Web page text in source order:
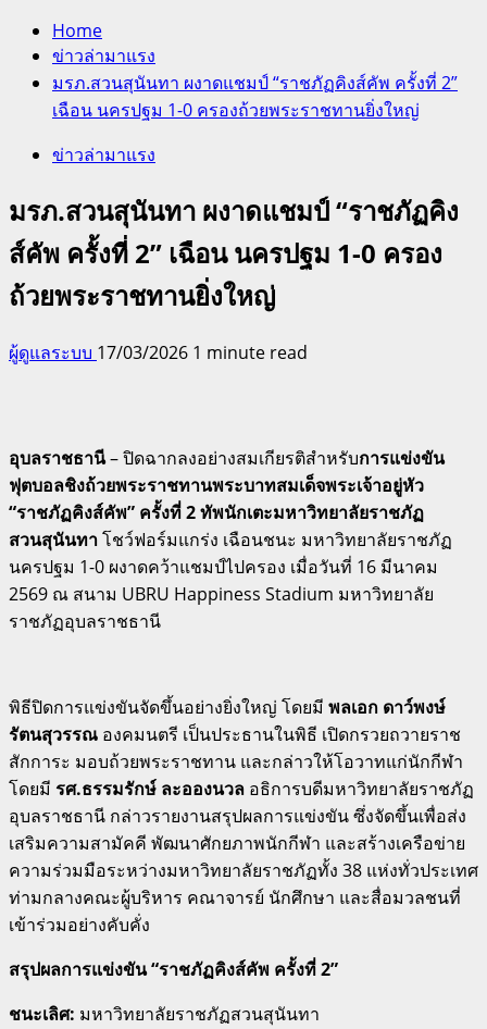
Home
ข่าวล่ามาแรง
มรภ.สวนสุนันทา ผงาดแชมป์ “ราชภัฏคิงส์คัพ ครั้งที่ 2”
เฉือน นครปฐม 1-0 ครองถ้วยพระราชทานยิ่งใหญ่
ข่าวล่ามาแรง
มรภ.สวนสุนันทา ผงาดแชมป์ “ราชภัฏคิง
ส์คัพ ครั้งที่ 2” เฉือน นครปฐม 1-0 ครอง
ถ้วยพระราชทานยิ่งใหญ่
ผู้ดูแลระบบ 17/03/2026 1 minute read
อุบลราชธานี– ปิดฉากลงอย่างสมเกียรติสำหรับการแข่งขัน
ฟุตบอลชิงถ้วยพระราชทานพระบาทสมเด็จพระเจ้าอยู่หัว
“ราชภัฏคิงส์คัพ” ครั้งที่ 2ทัพนักเตะมหาวิทยาลัยราชภัฏ
สวนสุนันทาโชว์ฟอร์มแกร่ง เฉือนชนะ มหาวิทยาลัยราชภัฏ
นครปฐม 1-0 ผงาดคว้าแชมป์ไปครอง เมื่อวันที่ 16 มีนาคม
2569 ณ สนาม UBRU Happiness Stadium มหาวิทยาลัย
ราชภัฏอุบลราชธานี
พิธีปิดการแข่งขันจัดขึ้นอย่างยิ่งใหญ่ โดยมี พลเอก ดาว์พงษ์
รัตนสุวรรณ องคมนตรี เป็นประธานในพิธี เปิดกรวยถวายราช
สักการะ มอบถ้วยพระราชทาน และกล่าวให้โอวาทแก่นักกีฬา
โดยมี รศ.ธรรมรักษ์ ละอองนวล อธิการบดีมหาวิทยาลัยราชภัฏ
อุบลราชธานี กล่าวรายงานสรุปผลการแข่งขัน ซึ่งจัดขึ้นเพื่อส่ง
เสริมความสามัคคี พัฒนาศักยภาพนักกีฬา และสร้างเครือข่าย
ความร่วมมือระหว่างมหาวิทยาลัยราชภัฏทั้ง 38 แห่งทั่วประเทศ
ท่ามกลางคณะผู้บริหาร คณาจารย์ นักศึกษา และสื่อมวลชนที่
เข้าร่วมอย่างคับคั่ง
สรุปผลการแข่งขัน “ราชภัฏคิงส์คัพ ครั้งที่ 2”
ชนะเลิศ: มหาวิทยาลัยราชภัฏสวนสุนันทา